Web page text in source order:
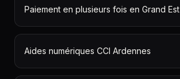
Paiement en plusieurs fois en Grand Est
Aides numériques CCI Ardennes